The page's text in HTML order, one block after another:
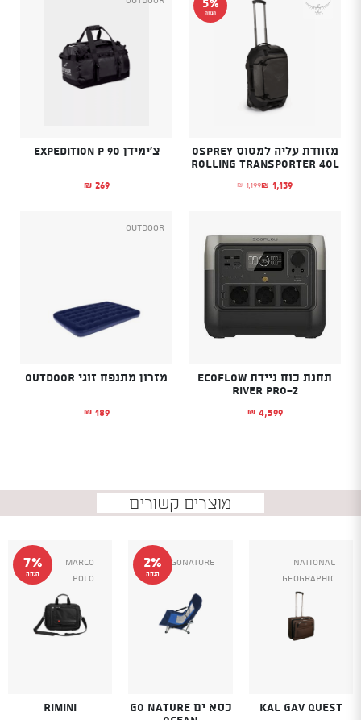
הנחה
מזוודת עליה למטוס OSPREY
Rolling Transporter 40L
₪ 1,199
המחיר המקורי היה: ₪1,199.₪ 1,139 המחיר הנוכחי הוא: ₪1,139.
צ’ימידן Expedition P 90
₪ 269
תחנת כוח ניידת ECOFLOW
RIVER PRO-2
₪ 4,599
Outdoor
מזרון מתנפח זוגי OUTDOOR
₪ 189
מוצרים קשורים
NATIONAL
GEOGRAPHIC
Kal Gav Quest
2%
הנחה
GoNature
כסא ים GO NATURE
7%
הנחה
Marco
Polo
Rimini